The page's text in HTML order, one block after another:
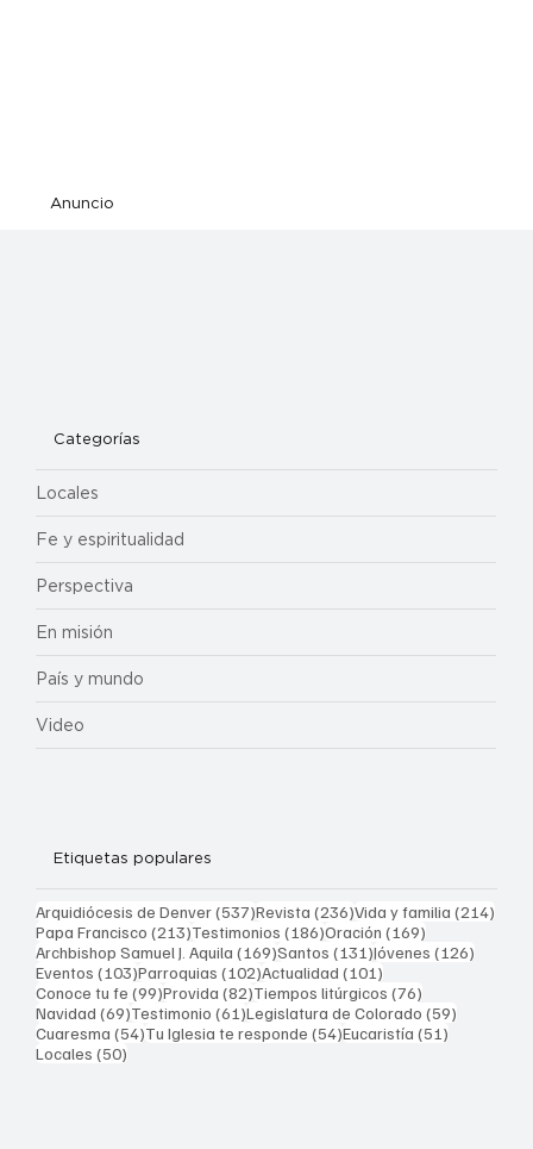
Anuncio
Categorías
Locales
Fe y espiritualidad
Perspectiva
En misión
País y mundo
Video
Etiquetas populares
Arquidiócesis de Denver(537)537 entradas
Revista (236)236 entradas
Vida y familia (214)
Papa Francisco (213)213 entradas
Testimonios (186)186 entradas
Oración (169)
Archbishop Samuel J. Aquila (169)169 entradas
Santos (131)131 entradas
Jóvenes (126)
Eventos (103)103 entradas
Parroquias (102)102 entradas
Actualidad (101)
Conoce tu fe (99)99 entradas
Provida (82)82 entradas
Tiempos litúrgicos (76)
Navidad (69)69 entradas
Testimonio (61)61 entradas
Legislatura de Colorado (59)
Cuaresma (54)54 entradas
Tu Iglesia te responde (54)54 entradas
Eucaristía (51)
Locales (50)